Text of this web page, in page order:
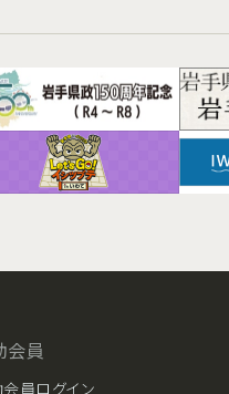
会員
員ログイン